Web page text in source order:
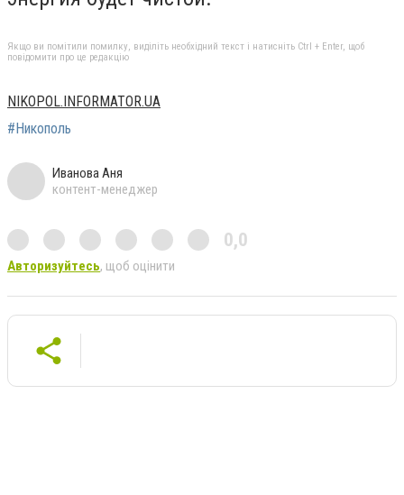
Якщо ви помітили помилку, виділіть необхідний текст і натисніть Ctrl + Enter, щоб
повідомити про це редакцію
NIKOPOL.INFORMATOR.UA
#Никополь
Иванова Аня
контент-менеджер
0,0
Авторизуйтесь, щоб оцінити